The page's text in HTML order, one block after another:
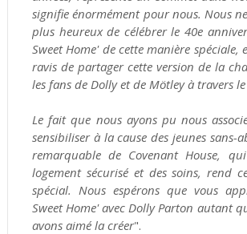
signifie énormément pour nous. Nous
plus heureux de célébrer le 40e
Sweet Home' de cette manière spéciale,
ravis de partager cette version de la
les fans de Dolly et de Mötleyà travers
Le fait que nous ayons pu nous
sensibiliser à la cause des jeunes sans-
remarquable de Covenant House,
logement sécurisé et des soins, rend
spécial. Nous espérons que vous
Sweet Home' avec Dolly Parton autant
avons aimé la créer".